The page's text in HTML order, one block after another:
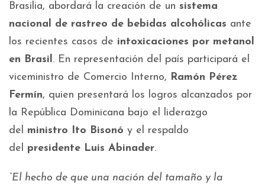
Brasilia, abordará la creación de un sistema
nacional de rastreo de bebidas alcohólicas ante
los recientes casos de intoxicaciones por metanol
en Brasil. En representación del país participará el
viceministro de Comercio Interno, Ramón Pérez
Fermín, quien presentará los logros alcanzados por
la República Dominicana bajo el liderazgo
del ministro Ito Bisonó y el respaldo
del presidente Luis Abinader.
“El hecho de que una nación del tamaño y la